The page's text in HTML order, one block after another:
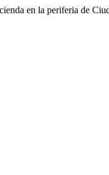
en la periferia de